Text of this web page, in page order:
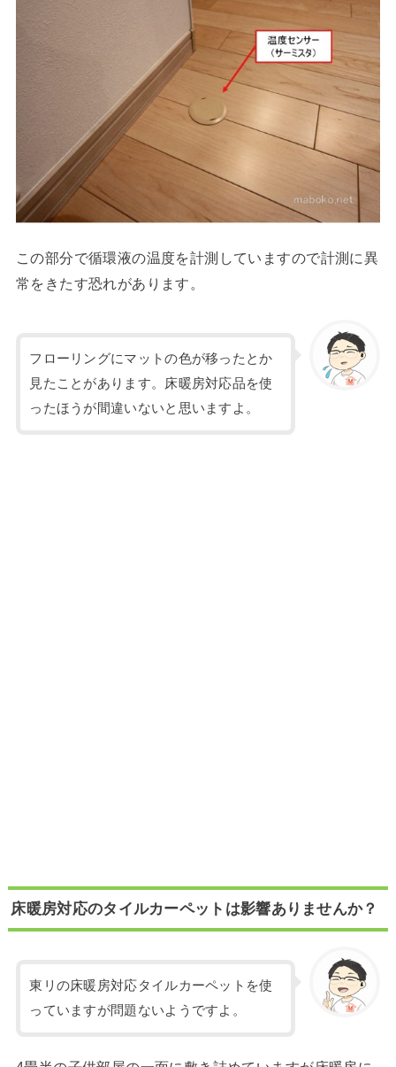
この部分で循環液の温度を計測していますので計測に異
常をきたす恐れがあります。
フローリングにマットの色が移ったとか
見たことがあります。床暖房対応品を使
ったほうが間違いないと思いますよ。
床暖房対応のタイルカーペットは影響ありませんか？
東リの床暖房対応タイルカーペットを使
っていますが問題ないようですよ。